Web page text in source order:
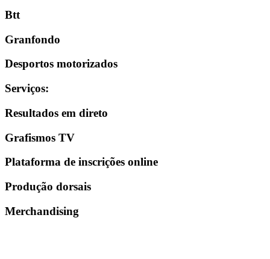
Btt
Granfondo
Desportos motorizados
Serviços:
Resultados em direto
Grafismos TV
Plataforma de inscrições online
Produção dorsais
Merchandising